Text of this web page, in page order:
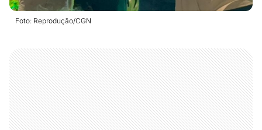
Foto: Reprodução/CGN